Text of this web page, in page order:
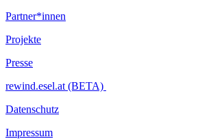
Partner*innen
Projekte
Presse
rewind.esel.at (BETA)
Datenschutz
Impressum